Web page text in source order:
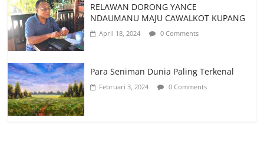
RELAWAN DORONG YANCE
NDAUMANU MAJU CAWALKOT KUPANG
April 18, 2024 0 Comments
Para Seniman Dunia Paling Terkenal
Februari 3, 2024 0 Comments